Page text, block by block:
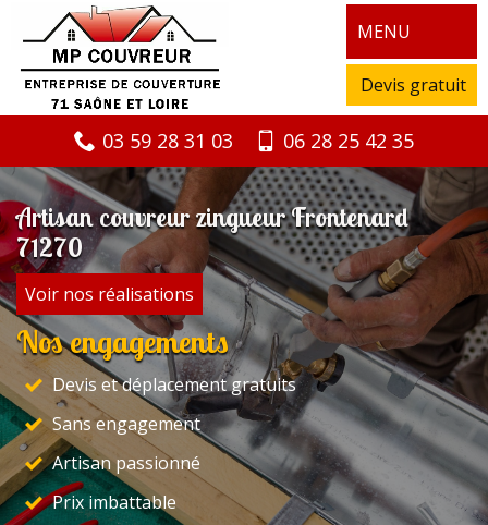
MENU
Devis gratuit
03 59 28 31 03 06 28 25 42 35
Artisan couvreur zingueur Frontenard
71270
Voir nos réalisations
Nos engagements
Devis et déplacement gratuits
Sans engagement
Artisan passionné
Prix imbattable